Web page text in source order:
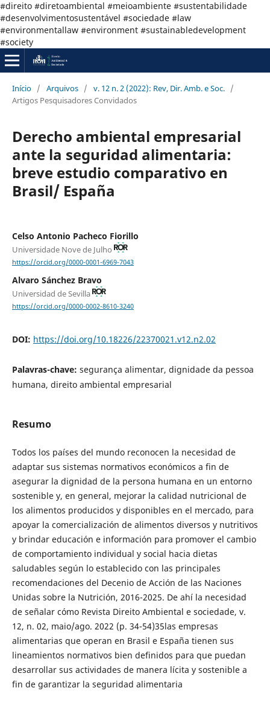
#direito #diretoambiental #meioambiente #sustentabilidade
#desenvolvimentosustentável #sociedade #law
#environmentallaw #environment #sustainabledevelopment
#society
Início / Arquivos / v. 12 n. 2 (2022): Rev, Dir. Amb. e Soc. /
Artigos Pesquisadores Convidados
Derecho ambiental empresarial
ante la seguridad alimentaria:
breve estudio comparativo en
Brasil/ España
Celso Antonio Pacheco Fiorillo
Universidade Nove de Julho
https://orcid.org/0000-0001-6969-7043
Alvaro Sánchez Bravo
Universidad de Sevilla
https://orcid.org/0000-0002-8610-3240
DOI: https://doi.org/10.18226/22370021.v12.n2.02
Palavras-chave: segurança alimentar, dignidade da pessoa
humana, direito ambiental empresarial
Resumo
Todos los países del mundo reconocen la necesidad de
adaptar sus sistemas normativos económicos a fin de
asegurar la dignidad de la persona humana en un entorno
sostenible y, en general, mejorar la calidad nutricional de
los alimentos producidos y disponibles en el mercado, para
apoyar la comercialización de alimentos diversos y nutritivos
y brindar educación e información para promover el cambio
de comportamiento individual y social hacia dietas
saludables según lo establecido con las principales
recomendaciones del Decenio de Acción de las Naciones
Unidas sobre la Nutrición, 2016-2025. De ahí la necesidad
de señalar cómo Revista Direito Ambiental e sociedade, v.
12, n. 02, maio/ago. 2022 (p. 34-54)35las empresas
alimentarias que operan en Brasil e España tienen sus
lineamientos normativos bien definidos para que puedan
desarrollar sus actividades de manera lícita y sostenible a
fin de garantizar la seguridad alimentaria